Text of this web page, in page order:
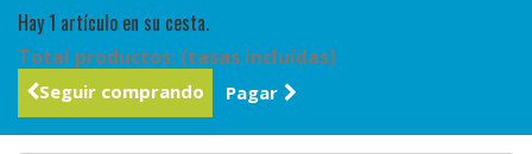
Hay 1 artículo en su cesta.
Total productos: (tasas incluídas)
Seguir comprando Pagar